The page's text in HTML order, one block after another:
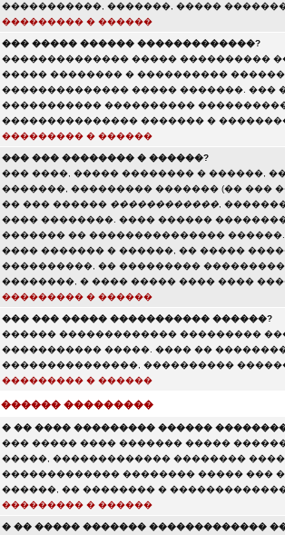
�����������, �������, �����
��������� � ������
��� ����� ������ �������������?
�������������� ����� ����������
����� �������� � ����������
�������������� ����� �������. ���
����������� ����������
��������������� ������� �
��������� � ������
��� ��� �������� � ������?
��� ����, ����� �������� � ������,
�������, ��������� ������� (�� ���
�� ��� ������ ������������,
���� ��������. ���� ������
������� �� ���������������
���� ������� � ������, �� �����
����������, �� ���������
��������, � ���� ����� ���� ����
��������� � ������
��� ��� ����� ����������� ������?
������ ������������� ���������
����������� �����. ���� ��
���������������, ����������
��������� � ������
������ ���������
� �� ���� ��������� ������
��� ����� ���� ������� �����
�����, ������������� ��������
������������� �������� ����� ���
������, �� �������� �
��������� � ������
� �� ����� ������� �������������